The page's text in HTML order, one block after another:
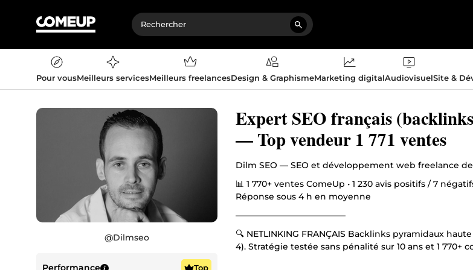
Pour vousMeilleurs servicesMeilleurs freelancesDesign & GraphismeMarketing digitalAudiovisuelSite &
@Dilmseo
Performance
Top
Expert SEO français
— Top vendeur 1 771 ventes
Dilm SEO — SEO et développement web freelance
📊 1 770+ ventes ComeUp • 1 230 avis positifs / 7
Réponse sous 4 h en moyenne
—————————————
🔍 NETLINKING FRANÇAIS Backlinks pyramidaux
4). Stratégie testée sans pénalité sur 10 ans et 1 770+